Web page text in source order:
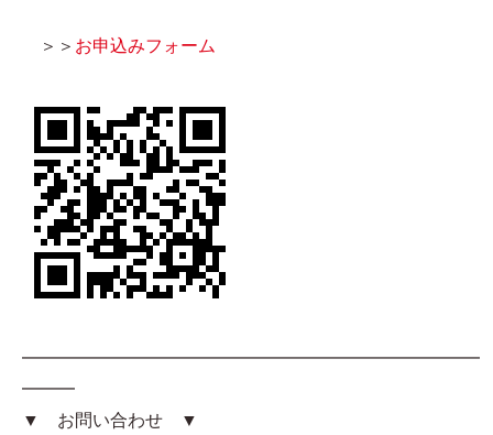
＞＞ お申込みフォーム
━━━━━━━━━━━━━━━━━━━━━━━━━━
━━━
▼ お問い合わせ ▼